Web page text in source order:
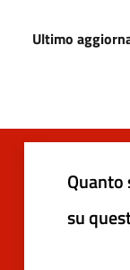
Ultimo
su